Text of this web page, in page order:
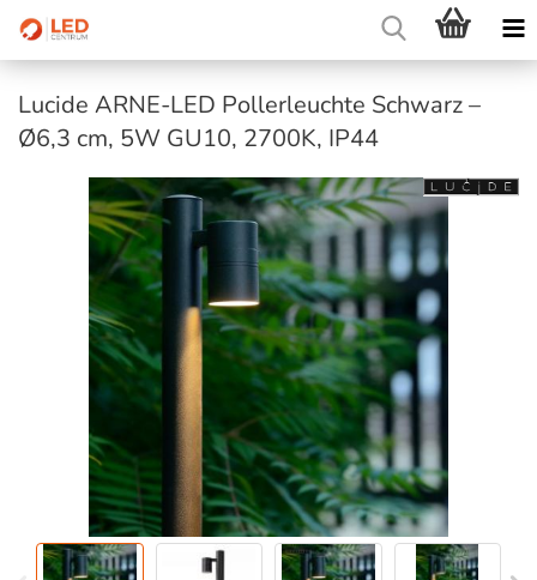
Lucide ARNE-LED Pollerleuchte Schwarz –
Ø6,3 cm, 5W GU10, 2700K, IP44